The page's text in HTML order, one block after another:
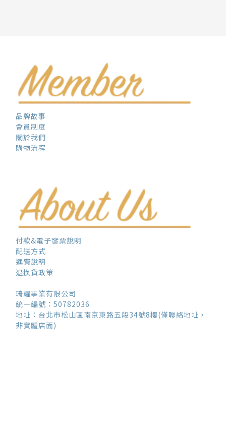
品牌故事
會員制度
關於我們
購物流程
付款&電子發票說明
配送方式
運費說明
退換貨政策
琦耀事業有限公司
統一編號：50782036
地址：台北市松山區南京東路五段34號8樓(僅聯絡地址，
非實體店面)